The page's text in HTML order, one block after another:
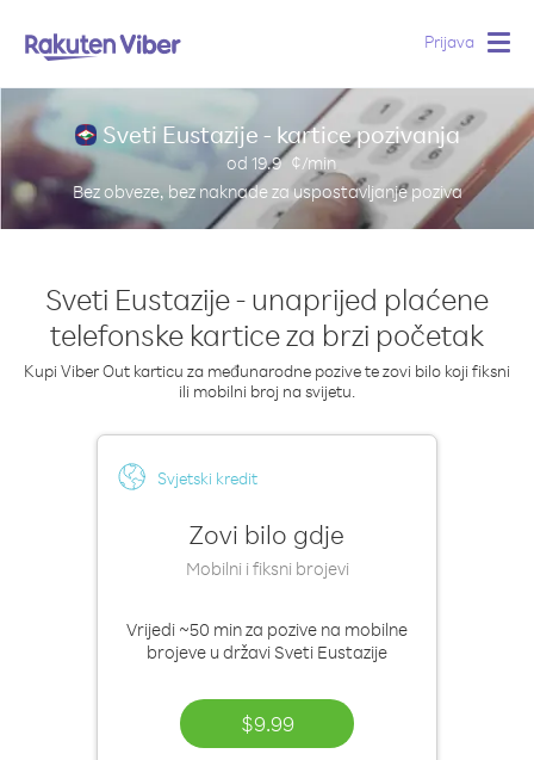
Prijava
Sveti Eustazije - kartice pozivanja
od 19.9 ¢/min
Bez obveze, bez naknade za uspostavljanje poziva
Sveti Eustazije - unaprijed plaćene
telefonske kartice za brzi početak
Kupi Viber Out karticu za međunarodne pozive te zovi bilo koji fiksni
ili mobilni broj na svijetu.
Svjetski kredit
Zovi bilo gdje
Mobilni i fiksni brojevi
Vrijedi ~50 minza pozive na mobilne
brojeve u državi Sveti Eustazije
$9.99